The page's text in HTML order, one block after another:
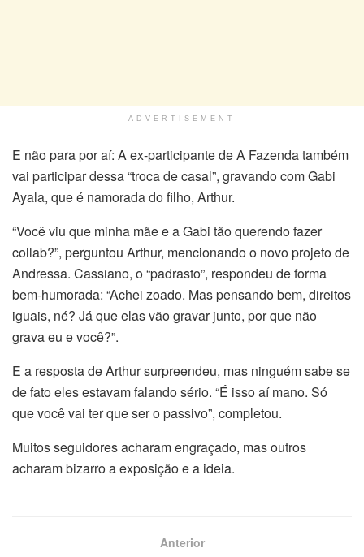
ADVERTISEMENT
E não para por aí: A ex-participante de A Fazenda também
vai participar dessa “troca de casal”, gravando com Gabi
Ayala, que é namorada do filho, Arthur.
“Você viu que minha mãe e a Gabi tão querendo fazer
collab?”, perguntou Arthur, mencionando o novo projeto de
Andressa. Cassiano, o “padrasto”, respondeu de forma
bem-humorada: “Achei zoado. Mas pensando bem, direitos
iguais, né? Já que elas vão gravar junto, por que não
grava eu e você?”.
E a resposta de Arthur surpreendeu, mas ninguém sabe se
de fato eles estavam falando sério. “É isso aí mano. Só
que você vai ter que ser o passivo”, completou.
Muitos seguidores acharam engraçado, mas outros
acharam bizarro a exposição e a ideia.
Anterior